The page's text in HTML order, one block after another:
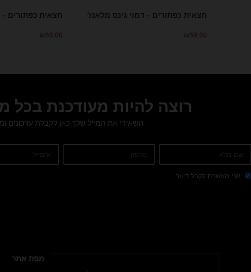
חצאית כפתורים – דמוי גינס מלאנז’
₪59.00
חצאית כפתורים –
₪59.00
רוצה להיות מעודכנת
השאירי את המייל שלך כאן לקבלת עדכונים
אני מאשרת לקבל דיוור
מפת אתר